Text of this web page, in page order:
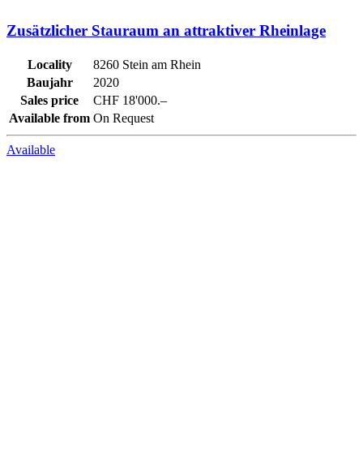
Zusätzlicher Stauraum an attraktiver Rheinlage
Locality
8260 Stein am Rhein
Baujahr
2020
Sales price
CHF 18'000.–
Available from On Request
Available